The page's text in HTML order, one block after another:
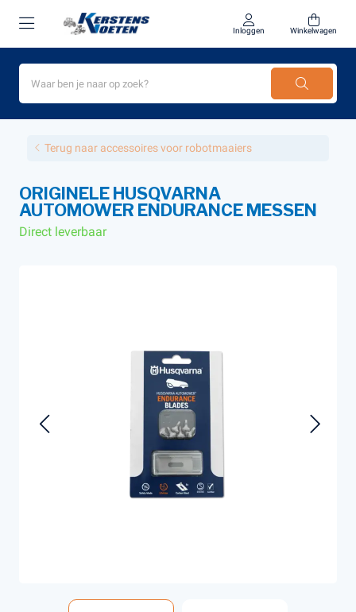
Inloggen Winkelwagen
Terug naar accessoires voor robotmaaiers
ORIGINELE HUSQVARNA
AUTOMOWER ENDURANCE MESSEN
Direct leverbaar